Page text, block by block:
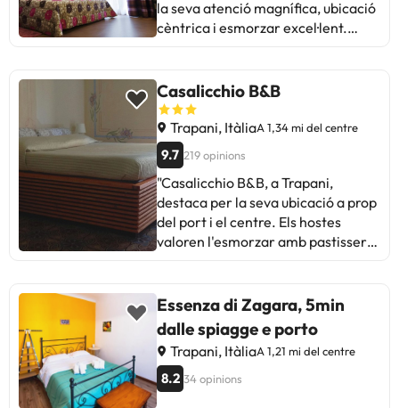
la seva atenció magnífica, ubicació
cèntrica i esmorzar excel·lent.
varietat a l'esmorzar. Malgrat
petits detalls, l'estada és bona i el
personal és amable i servicial.
Ideal per a aquells que busquen
comoditat i proximitat a la platja i
al centre històric. Una opció a
considerar a Tràpani!"
Casalicchio B&B
Trapani, ItàliaA 1,34 mi del centre
9.7 219 opinions
"Casalicchio B&B, a Trapani,
destaca per la seva ubicació a prop
del port i el centre. Els hostes
valoren l'esmorzar amb pastisseria
manca d'aparcament gratuït i les
escales estretes. El propietari rep
elogis per la seva amabilitat i
consells locals. Malgrat les petites
millores necessàries, la majoria
qualifica l'experiència com
Essenza di Zagara, 5min
dalle spiagge e porto
Trapani, ItàliaA 1,21 mi del centre
8.2 34 opinions